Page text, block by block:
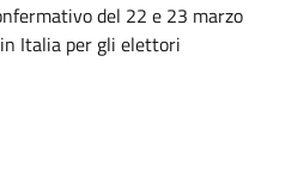
del 22 e 23 marzo
Italia per gli elettori